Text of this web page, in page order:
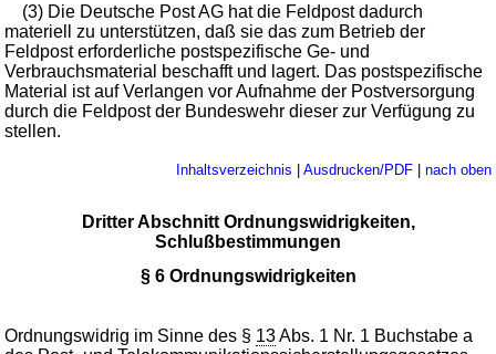
(3) Die Deutsche Post AG hat die Feldpost dadurch
materiell zu unterstützen, daß sie das zum Betrieb der
Feldpost erforderliche postspezifische Ge- und
Verbrauchsmaterial beschafft und lagert. Das postspezifische
Material ist auf Verlangen vor Aufnahme der Postversorgung
durch die Feldpost der Bundeswehr dieser zur Verfügung zu
stellen.
Inhaltsverzeichnis | Ausdrucken/PDF| nach oben
Dritter Abschnitt Ordnungswidrigkeiten,
Schlußbestimmungen
§ 6 Ordnungswidrigkeiten
Ordnungswidrig im Sinne des § 13Abs. 1 Nr. 1 Buchstabe a